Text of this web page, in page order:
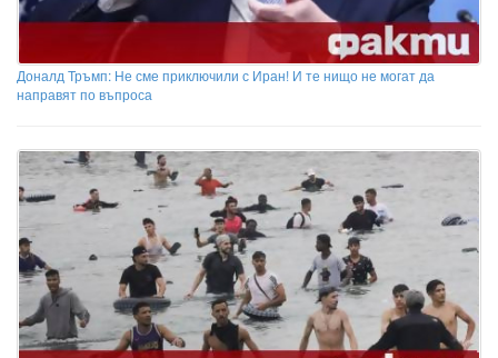
Доналд Тръмп: Не сме приключили с Иран! И те нищо не могат да
направят по въпроса